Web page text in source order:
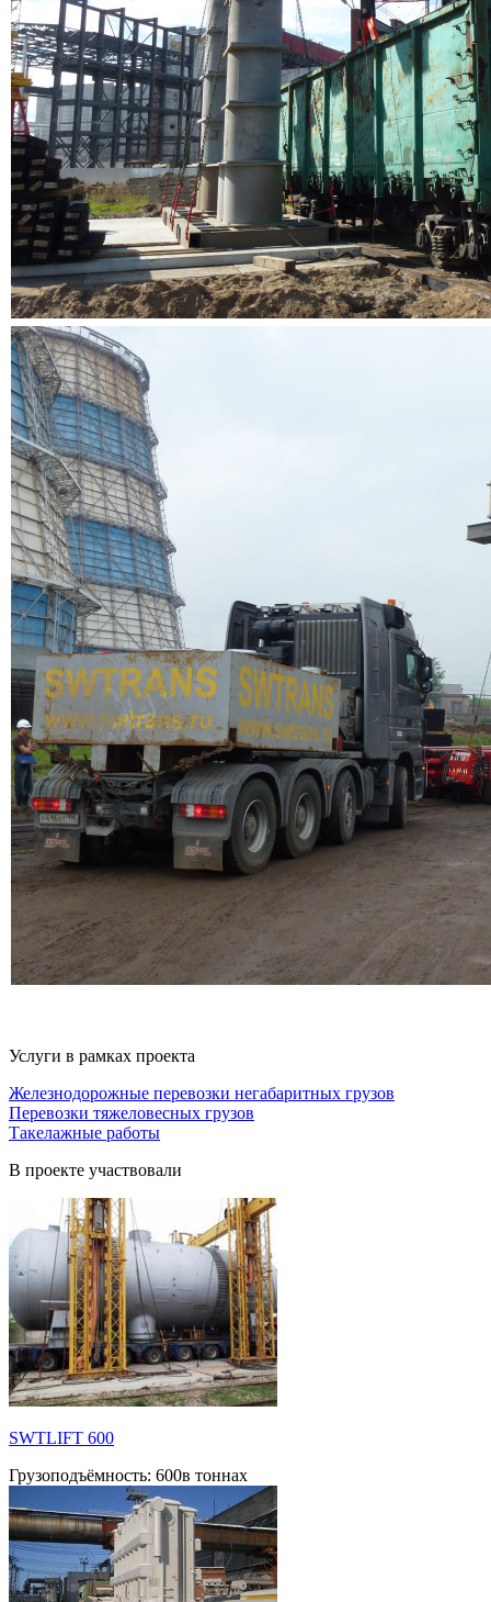
Услуги в рамках проекта
Железнодорожные перевозки негабаритных грузов
Перевозки тяжеловесных грузов
Такелажные работы
В проекте участвовали
SWTLIFT 600
Грузоподъёмность: 600в тоннах